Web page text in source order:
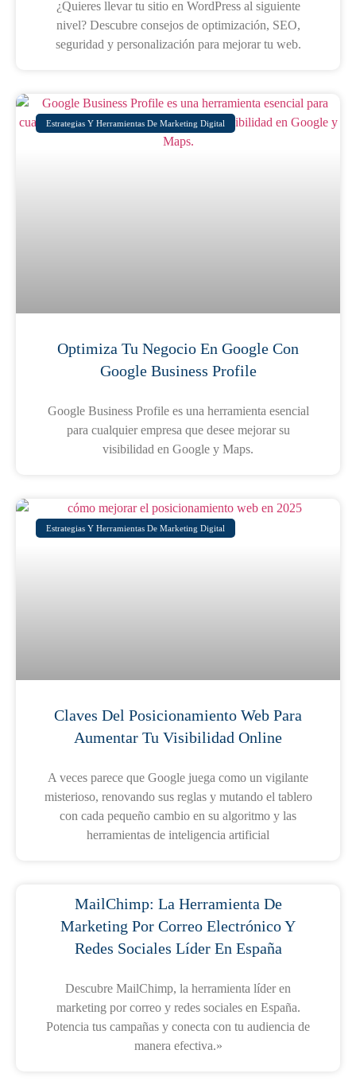
¿Quieres llevar tu sitio en WordPress al siguiente
nivel? Descubre consejos de optimización, SEO,
seguridad y personalización para mejorar tu web.
Estrategias Y Herramientas De Marketing Digital
Optimiza Tu Negocio En Google Con
Google Business Profile
Google Business Profile es una herramienta esencial
para cualquier empresa que desee mejorar su
visibilidad en Google y Maps.
Estrategias Y Herramientas De Marketing Digital
Claves Del Posicionamiento Web Para
Aumentar Tu Visibilidad Online
A veces parece que Google juega como un vigilante
misterioso, renovando sus reglas y mutando el tablero
con cada pequeño cambio en su algoritmo y las
herramientas de inteligencia artificial
MailChimp: La Herramienta De
Marketing Por Correo Electrónico Y
Redes Sociales Líder En España
Descubre MailChimp, la herramienta líder en
marketing por correo y redes sociales en España.
Potencia tus campañas y conecta con tu audiencia de
manera efectiva.»